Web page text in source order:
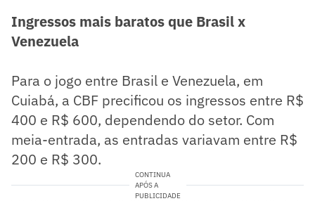
Ingressos mais baratos que Brasil x
Venezuela
Para o jogo entre Brasil e Venezuela, em
Cuiabá, a CBF precificou os ingressos entre R$
400 e R$ 600, dependendo do setor. Com
meia-entrada, as entradas variavam entre R$
200 e R$ 300.
CONTINUA
APÓS A
PUBLICIDADE